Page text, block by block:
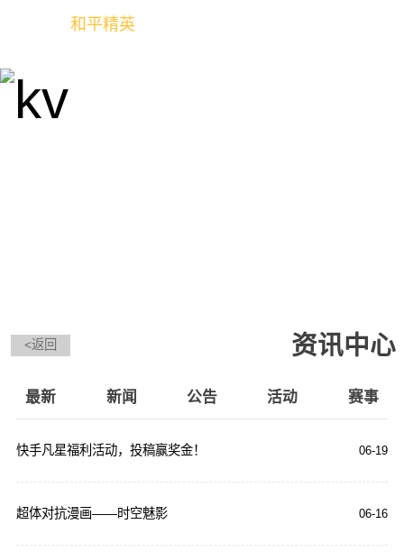
和平精英
<返回 资讯中心
最新 新闻 公告 活动 赛事
快手凡星福利活动，投稿赢奖金！ 06-19
超体对抗漫画——时空魅影 06-16